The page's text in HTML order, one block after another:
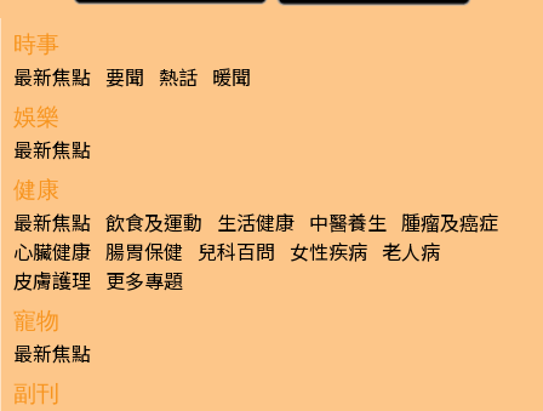
時事
最新焦點 要聞 熱話 暖聞
娛樂
最新焦點
健康
最新焦點 飲食及運動 生活健康 中醫養生 腫瘤及癌症
心臟健康 腸胃保健 兒科百問 女性疾病 老人病
皮膚護理 更多專題
寵物
最新焦點
副刊